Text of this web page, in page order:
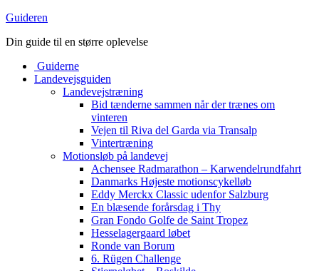
Guideren
Din guide til en større oplevelse
Guiderne
Landevejsguiden
Landevejstræning
Bid tænderne sammen når der trænes om
vinteren
Vejen til Riva del Garda via Transalp
Vintertræning
Motionsløb på landevej
Achensee Radmarathon – Karwendelrundfahrt
Danmarks Højeste motionscykelløb
Eddy Merckx Classic udenfor Salzburg
En blæsende forårsdag i Thy
Gran Fondo Golfe de Saint Tropez
Hesselagergaard løbet
Ronde van Borum
6. Rügen Challenge